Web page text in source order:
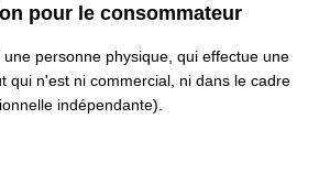
pour le consommateur
personne physique, qui effectue une
qui n'est ni commercial, ni dans le cadre
indépendante).